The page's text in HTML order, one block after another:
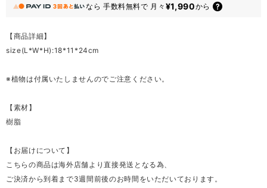
なら 手数料無料で 月々 ¥1,990から
【商品詳細】
size(L*W*H):18*11*24cm
※植物は付属いたしませんのでご注意ください。
【素材】
樹脂
【お届けについて】
こちらの商品は海外店舗より直接発送となる為、
ご決済から到着まで3週間前後のお時間をいただいております。